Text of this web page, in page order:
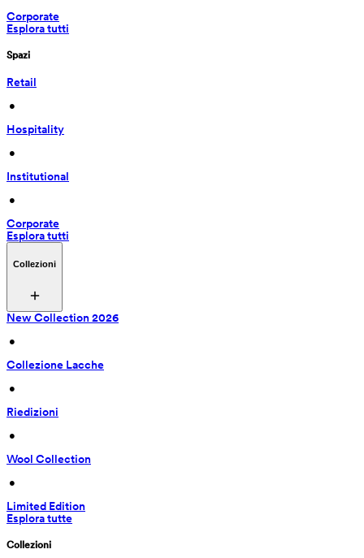
Corporate
Esplora tutti
Spazi
Retail
•
Hospitality
•
Institutional
•
Corporate
Esplora tutti
Collezioni
New Collection 2026
•
Collezione Lacche
•
Riedizioni
•
Wool Collection
•
Limited Edition
Esplora tutte
Collezioni